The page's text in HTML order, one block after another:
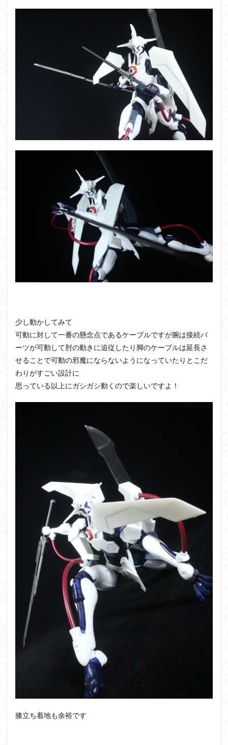
少し動かしてみて
可動に対して一番の懸念点であるケーブルですが腕は接続パ
ーツが可動して肘の動きに追従したり脚のケーブルは延長さ
せることで可動の邪魔にならないようになっていたりとこだ
わりがすごい設計に
思っている以上にガシガシ動くので楽しいですよ！
膝立ち着地も余裕です